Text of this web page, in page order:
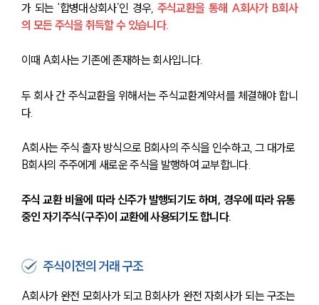
가 되는 ‘합병대상회사’인 경우, 주식교환을 통해 A회사가 B회사
의 모든 주식을 취득할 수 있습니다.
이때 A회사는 기존에 존재하는 회사입니다.
두 회사 간 주식교환을 위해서는 주식교환계약서를 체결해야 합니
다.
A회사는 주식 출자 방식으로 B회사의 주식을 인수하고, 그 대가로
B회사의 주주에게 새로운 주식을 발행하여 교부합니다.
주식 교환 비율에 따라 신주가 발행되기도 하며, 경우에 따라 유통
중인 자기주식(구주)이 교환에 사용되기도 합니다.
주식이전의 거래 구조
A회사가 완전 모회사가 되고 B회사가 완전 자회사가 되는 구조는